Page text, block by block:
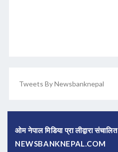
Tweets By Newsbanknepal
ओम नेपाल मिडिया प्रा लीद्वारा संचालित
NEWSBANKNEPAL.COM